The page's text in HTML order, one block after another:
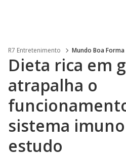
R7 Entretenimento Mundo Boa Forma
Dieta rica em
atrapalha o
sistema
estudo